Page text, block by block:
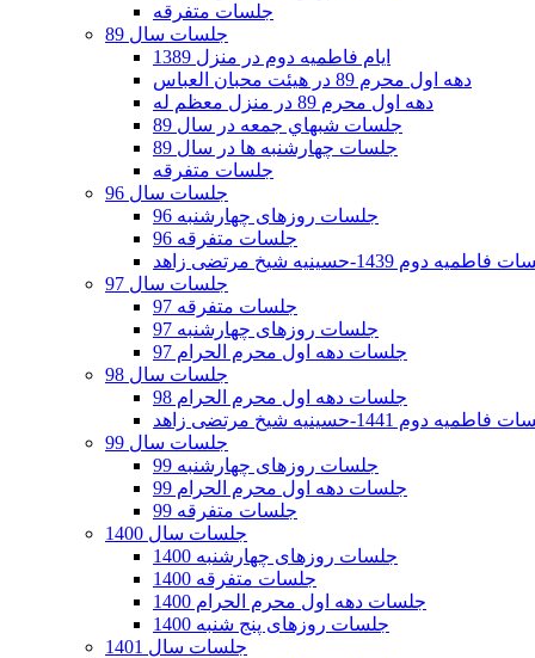
جلسات متفرقه
جلسات سال 89
ایام فاطمیه دوم در منزل 1389
دهه اول محرم 89 در هیئت محبان العباس
دهه اول محرم 89 در منزل معظم له
جلسات شبهاي جمعه در سال 89
جلسات چهارشنبه ها در سال 89
جلسات متفرقه
جلسات سال 96
جلسات روزهای چهارشنبه 96
جلسات متفرقه 96
دوم 1439-حسینیه شیخ مرتضی زاهد
جلسات سال 97
جلسات متفرقه 97
جلسات روزهای چهارشنبه 97
جلسات دهه اول محرم الحرام 97
جلسات سال 98
جلسات دهه اول محرم الحرام 98
دوم 1441-حسینیه شیخ مرتضی زاهد
جلسات سال 99
جلسات روزهای چهارشنبه 99
جلسات دهه اول محرم الحرام 99
جلسات متفرقه 99
جلسات سال 1400
جلسات روزهای چهارشنبه 1400
جلسات متفرقه 1400
جلسات دهه اول محرم الحرام 1400
جلسات روزهای پنج شنبه 1400
جلسات سال 1401